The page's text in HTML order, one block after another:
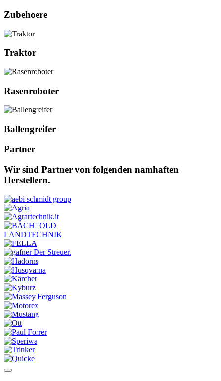
Zubehoere
Traktor
Rasenroboter
Ballengreifer
Partner
Wir sind Partner von folgenden namhaften
Herstellern.